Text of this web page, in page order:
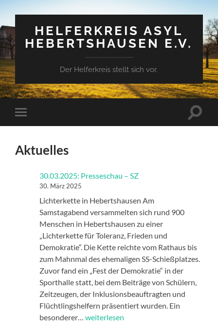
HELFERKREIS ASYL
HEBERTSHAUSEN E.V.
Der Helferkreis stellt sich vor.
Mobile-
Menü
Aktuelles
30.03.2025: Presseschau – SZ
30. März 2025
Lichterkette in Hebertshausen Am
Samstagabend versammelten sich rund 900
Menschen in Hebertshausen zu einer
„Lichterkette für Toleranz, Frieden und
Demokratie“. Die Kette reichte vom Rathaus bis
zum Mahnmal des ehemaligen SS-Schießplatzes.
Zuvor fand ein „Fest der Demokratie“ in der
Sporthalle statt, bei dem Beiträge von Schülern,
Zeitzeugen, der Inklusionsbeauftragten und
Flüchtlingshelfern präsentiert wurden. Ein
besonderer…30.03.2025:
weiterlesen